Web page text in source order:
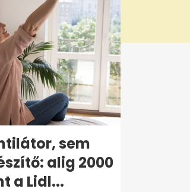
sem
alig 2000
a Lidl...